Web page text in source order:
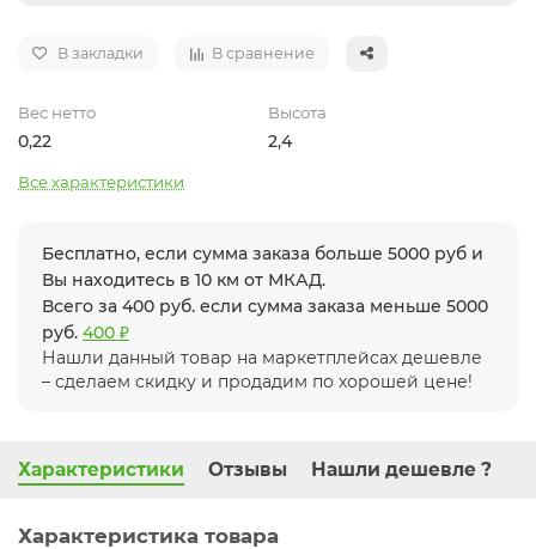
В закладки В сравнение
Вес нетто
0,22
Высота
2,4
Все характеристики
Бесплатно, если сумма заказа больше 5000 руб и
Вы находитесь в 10 км от МКАД.
Всего за 400 руб. если сумма заказа меньше 5000
руб. 400 ₽
Нашли данный товар на маркетплейсах дешевле
– сделаем скидку и продадим по хорошей цене!
Характеристики Отзывы Нашли дешевле ?
Характеристика товара